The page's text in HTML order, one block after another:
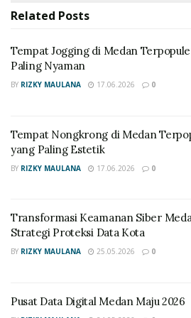
memantau proses bersih rumah
tidur lelap.
RELATED POSTS
Nyaman
Tempat Nongkrong di Medan
Paling Estetik
Maksimalkan
Debu Pintar Anda
ruangan maya. Fokus utama
penyedot debu pintar
adalah
Related Posts
Tempat Jogging di Medan
Paling Nyaman
BY RIZKY MAULANA 17.06.2026 0
Tempat Nongkrong di Medan
yang Paling Estetik
BY RIZKY MAULANA 17.06.2026 0
Transformasi Keamanan Siber
Strategi Proteksi Data Kota
BY RIZKY MAULANA 25.05.2026 0
Pusat Data Digital Medan Maju 2026